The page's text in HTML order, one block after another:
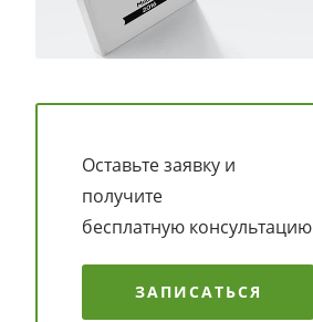
Оставьте заявку и
получите
бесплатную консультацию
ЗАПИСАТЬСЯ